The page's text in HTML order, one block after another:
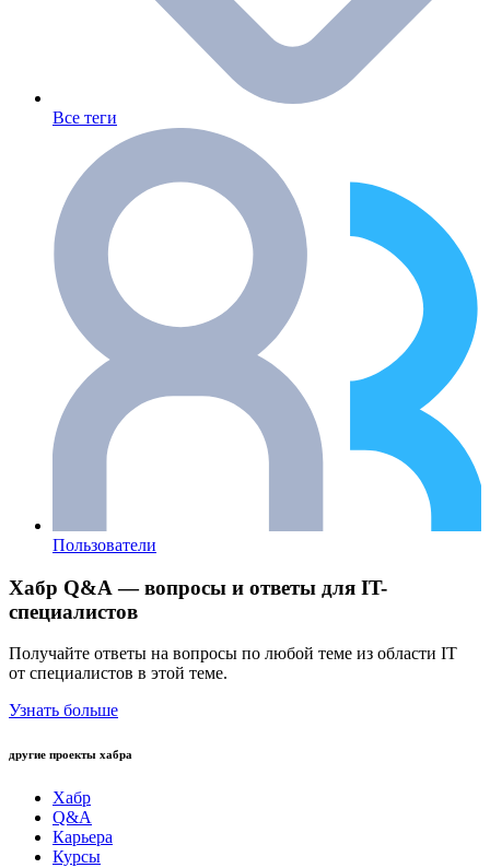
Все теги
Пользователи
Хабр Q&A — вопросы и ответы для IT-
специалистов
Получайте ответы на вопросы по любой теме из области IT
от специалистов в этой теме.
Узнать больше
другие проекты хабра
Хабр
Q&A
Карьера
Курсы